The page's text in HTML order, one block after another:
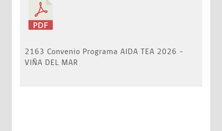
2163 Convenio Programa AIDA TEA 2026 -
VIÑA DEL MAR